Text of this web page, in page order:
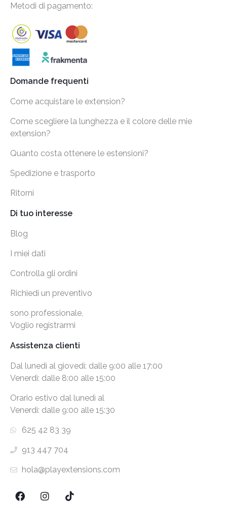
Metodi di pagamento:
Domande frequenti
Come acquistare le extension?
Come scegliere la lunghezza e il colore delle mie
extension?
Quanto costa ottenere le estensioni?
Spedizione e trasporto
Ritorni
Di tuo interesse
Blog
I miei dati
Controlla gli ordini
Richiedi un preventivo
sono professionale,
Voglio registrarmi
Assistenza clienti
Dal lunedì al giovedì: dalle 9:00 alle 17:00
Venerdì: dalle 8:00 alle 15:00
Orario estivo dal lunedì al
Venerdì: dalle 9:00 alle 15:30
625 42 83 39
913 447 704
hola@playextensions.com